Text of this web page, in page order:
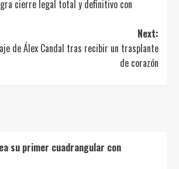
cierre legal total y definitivo con
Next:
de Álex Candal tras recibir un trasplante
de corazón
su primer cuadrangular con